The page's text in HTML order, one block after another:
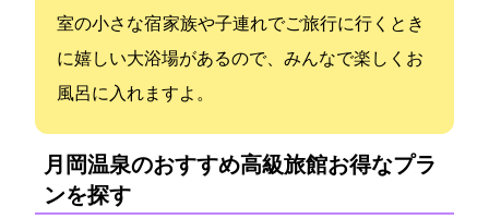
室の小さな宿 家族や子連れでご旅行に行くとき
に嬉しい大浴場があるので、みんなで楽しくお
風呂に入れますよ。
月岡温泉のおすすめ高級旅館:お得なプラ
ンを探す